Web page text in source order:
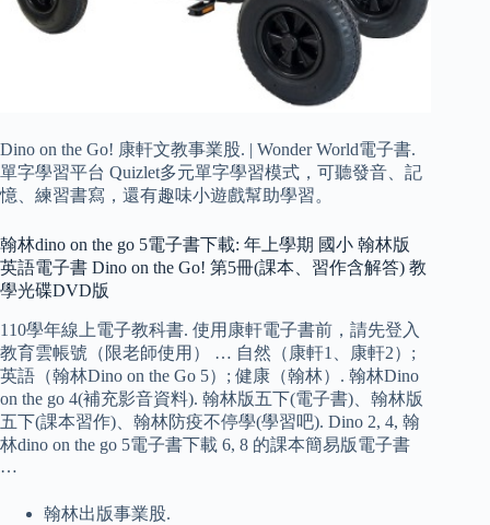
Dino on the Go! 康軒文教事業股. | Wonder World電子書.
單字學習平台 Quizlet多元單字學習模式，可聽發音、記
憶、練習書寫，還有趣味小遊戲幫助學習。
翰林dino on the go 5電子書下載: 年上學期 國小 翰林版
英語電子書 Dino on the Go! 第5冊(課本、習作含解答) 教
學光碟DVD版
110學年線上電子教科書. 使用康軒電子書前，請先登入
教育雲帳號（限老師使用） … 自然（康軒1、康軒2）;
英語（翰林Dino on the Go 5）; 健康（翰林）. 翰林Dino
on the go 4(補充影音資料). 翰林版五下(電子書)、翰林版
五下(課本習作)、翰林防疫不停學(學習吧). Dino 2, 4, 翰
林dino on the go 5電子書下載 6, 8 的課本簡易版電子書
…
翰林出版事業股.